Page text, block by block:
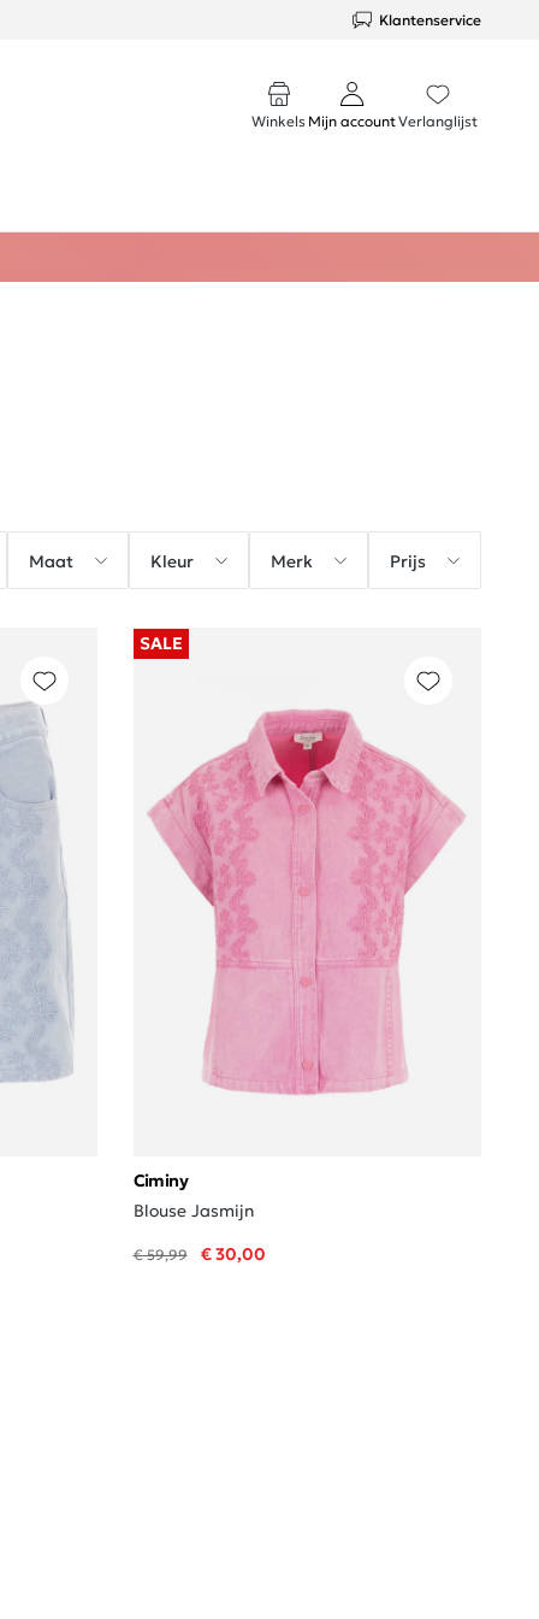
Klantenservice
Winkels Mijn accountVerlanglijst
Maat Kleur Merk Prijs
SALE
Ciminy
Blouse Jasmijn
€ 59,99 € 30,00